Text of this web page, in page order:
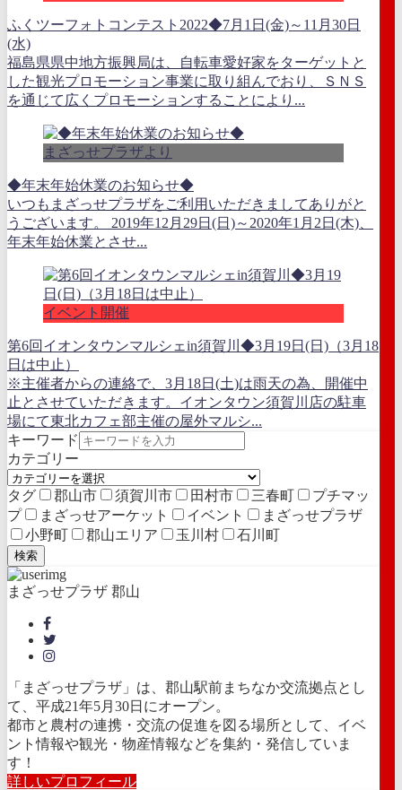
ふくツーフォトコンテスト2022◆7月1日(金)～11月30日
(水)
福島県県中地方振興局は、自転車愛好家をターゲットと
した観光プロモーション事業に取り組んでおり、ＳＮＳ
を通じて広くプロモーションすることにより...
まざっせプラザより
◆年末年始休業のお知らせ◆
いつもまざっせプラザをご利用いただきましてありがと
うございます。 2019年12月29日(日)～2020年1月2日(木)、
年末年始休業とさせ...
イベント開催
第6回イオンタウンマルシェin須賀川◆3月19日(日)（3月18
日は中止）
※主催者からの連絡で、3月18日(土)は雨天の為、開催中
止とさせていただきます。イオンタウン須賀川店の駐車
場にて東北カフェ部主催の屋外マルシ...
キーワード
カテゴリー
タグ 郡山市 須賀川市 田村市 三春町
プチマッ
プ
まざっせアーケット イベント
まざっせプラザ
小野町
郡山エリア 玉川村 石川町
検索
まざっせプラザ 郡山
「まざっせプラザ」は、郡山駅前まちなか交流拠点とし
て、平成21年5月30日にオープン。
都市と農村の連携・交流の促進を図る場所として、イベ
ント情報や観光・物産情報などを集約・発信していま
す！
詳しいプロフィール